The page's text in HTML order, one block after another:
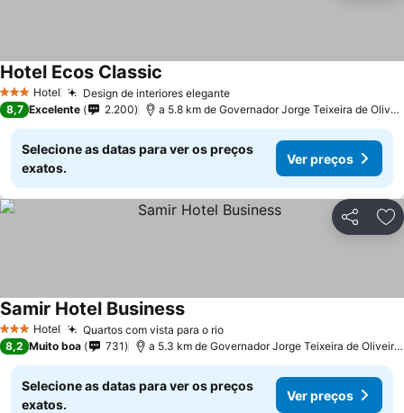
3 EstrelasHotel Design de interiores eleganteVer preços
Hotel Ecos Classic
8,7 Excelente 2.200 a 5.8 km de Governador Jorge Teixeira de
Selecione as datas para ver os preços
exatos.
Ver preços
Partilhar
3 EstrelasHotel Quartos com vista para o rioVer preços
Samir Hotel BusinessVer preços
8,2 Muito boa 731 a 5.3 km de Governador Jorge Teixeira de
Selecione as datas para ver os preços
exatos.
Ver preços